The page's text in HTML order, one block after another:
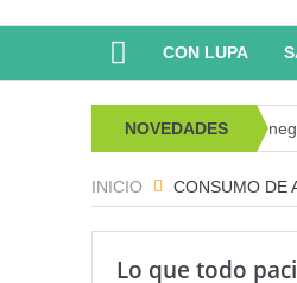
CON LUPA
NOVEDADES
y memoria El negocio
INICIO CONSUMO DE
Lo que todo